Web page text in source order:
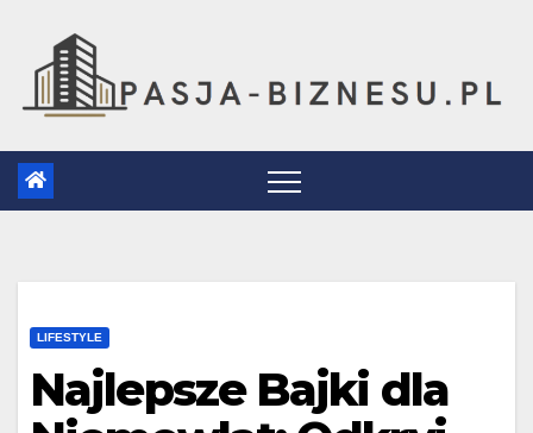
content
LIFESTYLE
Najlepsze Bajki dla